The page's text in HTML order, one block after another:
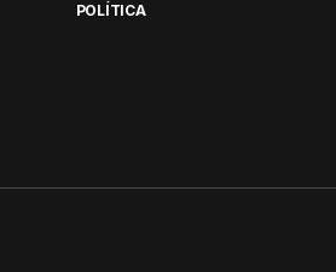
POLÍTICA